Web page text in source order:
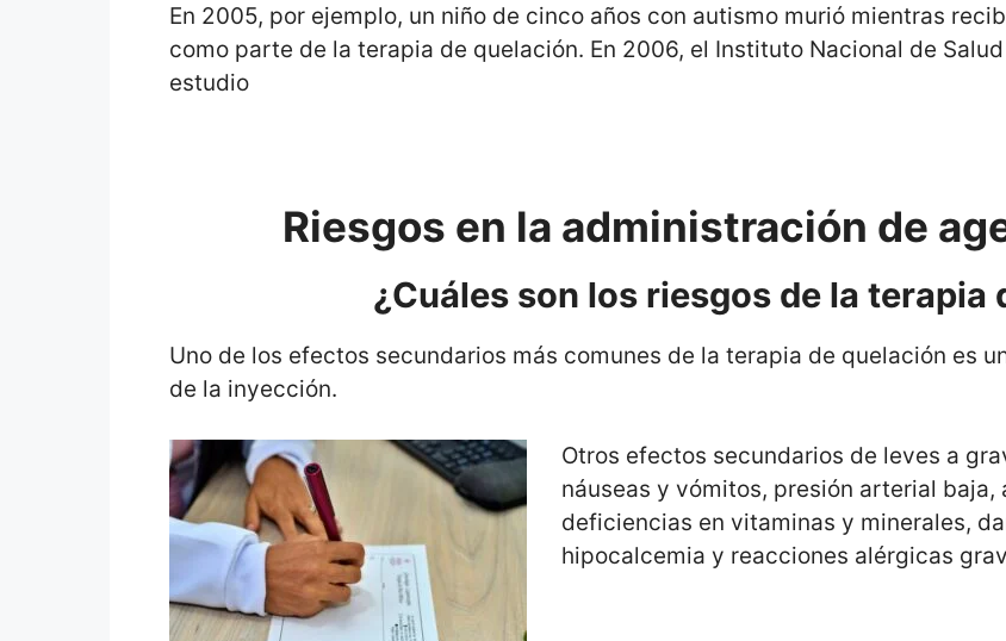
En 2005, por ejemplo, un niño de cinco años con autismo murió mientras
como parte de la terapia de quelación. En 2006, el Instituto Nacional de
estudio
Riesgos en la administración de
¿Cuáles son los riesgos de la terapia
Uno de los efectos secundarios más comunes de la terapia de quelación es
de la inyección.
Otros efectos secundarios de leves a
náuseas y vómitos, presión arterial
deficiencias en vitaminas y minerales,
hipocalcemia y reacciones alérgicas